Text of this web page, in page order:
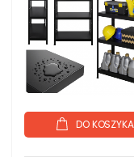
DO KOSZYKA